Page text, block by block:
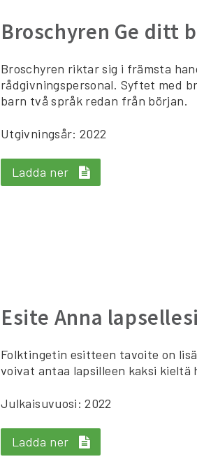
Broschyren Ge ditt
Broschyren riktar sig i främsta
rådgivningspersonal. Syftet med
barn två språk redan från början.
Utgivningsår: 2022
Ladda ner
Esite Anna
Folktingetin esitteen tavoite on
voivat antaa lapsilleen kaksi kieltä
Julkaisuvuosi: 2022
Ladda ner